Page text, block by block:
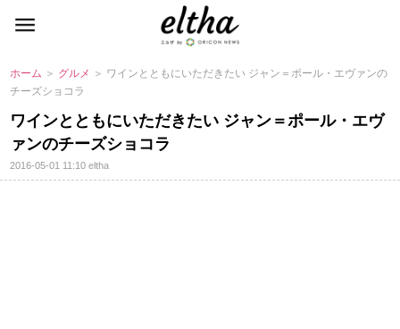
ホーム ＞ グルメ ＞ ワインとともにいただきたい ジャン＝ポール・エヴァンの
チーズショコラ
ワインとともにいただきたい ジャン＝ポール・エヴ
ァンのチーズショコラ
2016-05-01 11:10eltha